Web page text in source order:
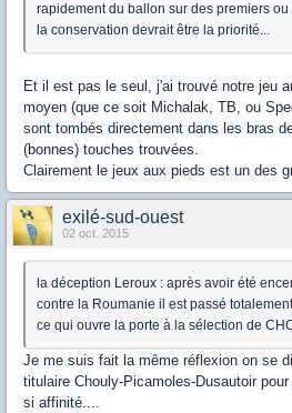
rapidement du ballon sur des premiers
la conservation devrait être la priorité...
Et il est pas le seul, j'ai trouvé notre jeu
moyen (que ce soit Michalak, TB, ou
sont tombés directement dans les bras
(bonnes) touches trouvées.
Clairement le jeux aux pieds est un des
exilé-sud-ouest
02 oct. 2015
la déception Leroux : après avoir été
contre la Roumanie il est passé
ce qui ouvre la porte à la sélection de
Je me suis fait la même réflexion on se
titulaire Chouly-Picamoles-Dusautoir
si affinité....